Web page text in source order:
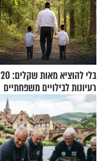
בלי להוציא מאות שקלים: 20
רעיונות לבילויים משפחתיים
כמעט בחינם